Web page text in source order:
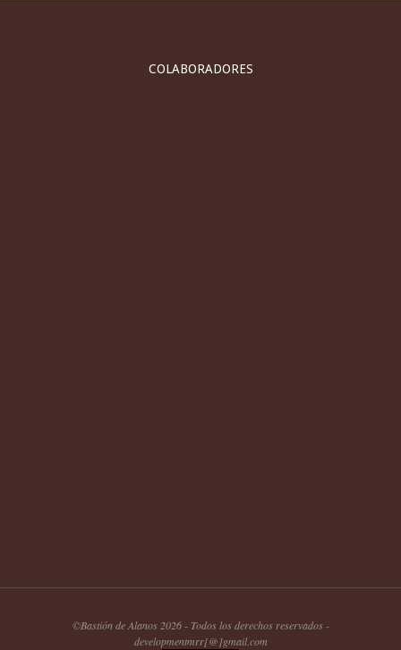
COLABORADORES
©Bastión de Alanos 2026 - Todos los derechos reservados -
developmentmrr[@]gmail.com